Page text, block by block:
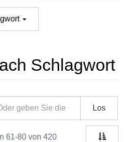
Schlagwort
Los
61-80 von 420